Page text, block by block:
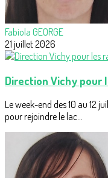
Fabiola GEORGE
21 juillet 2026
Direction Vichy pour
Le week-end des 10 au 12
pour rejoindre le lac...